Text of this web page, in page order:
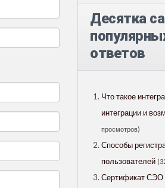
Десятка
ответов
Что такое
интеграции и
просмотров)
Способы
пользователей
Сертификат СЭО